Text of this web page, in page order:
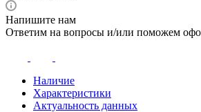
Напишите нам
Ответим на вопросы и/или поможем
Наличие
Характеристики
Актуальность данных